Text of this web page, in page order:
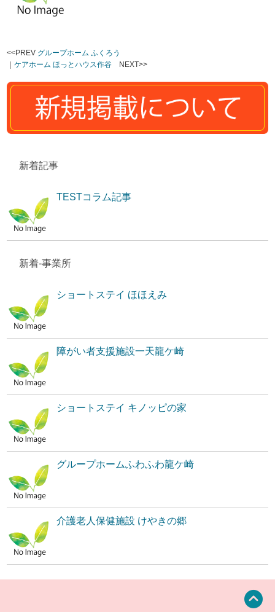
<<PREV グループホーム ふくろう
｜ケアホーム ほっとハウス作谷 NEXT>>
新着記事
TESTコラム記事
新着-事業所
ショートステイ ほほえみ
障がい者支援施設一天龍ケ崎
ショートステイ キノッピの家
グループホームふわふわ龍ケ崎
介護老人保健施設 けやきの郷